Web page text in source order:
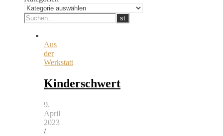
Aus
der
Werkstatt
Kinderschwert
9.
April
2023
/